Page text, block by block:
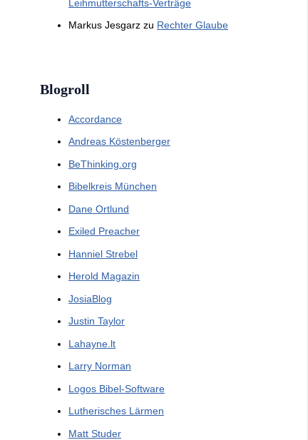
Leihmutterschafts-Verträge
Markus Jesgarz zu Rechter Glaube
Blogroll
Accordance
Andreas Köstenberger
BeThinking.org
Bibelkreis München
Dane Ortlund
Exiled Preacher
Hanniel Strebel
Herold Magazin
JosiaBlog
Justin Taylor
Lahayne.lt
Larry Norman
Logos Bibel-Software
Lutherisches Lärmen
Matt Studer